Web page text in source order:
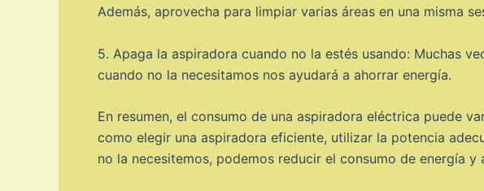
Además, aprovecha para limpiar varias áreas en una misma
5. Apaga la aspiradora cuando no la estés usando: Muchas
cuando no la necesitamos nos ayudará a ahorrar energía.
En resumen, el consumo de una aspiradora eléctrica puede
como elegir una aspiradora eficiente, utilizar la potencia
no la necesitemos, podemos reducir el consumo de energía